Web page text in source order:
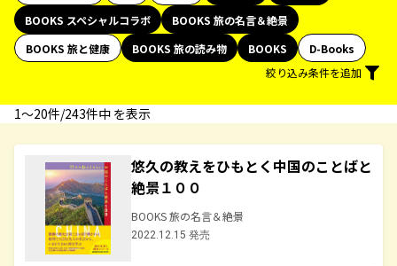
BOOKS スペシャルコラボ
BOOKS 旅の名言＆絶景
BOOKS 旅と健康
BOOKS 旅の読み物 BOOKS
D-Books
絞り込み条件を追加
1〜20件/243件中 を表示
悠久の教えをひもとく中国のことばと
絶景１００
BOOKS 旅の名言＆絶景
2022.12.15 発売